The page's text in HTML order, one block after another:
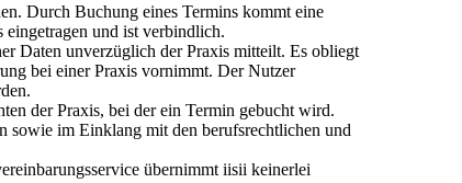
Durch Buchung eines Termins kommt eine
und ist verbindlich.
Daten unverzüglich der Praxis mitteilt. Es obliegt
bei einer Praxis vornimmt. Der Nutzer
der Praxis, bei der ein Termin gebucht wird.
sowie im Einklang mit den berufsrechtlichen und
übernimmt iisii keinerlei